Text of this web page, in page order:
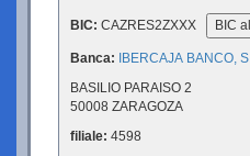
BIC: CAZRES2ZXXX BIC
Banca:
IBERCAJA BANCO,
BASILIO PARAISO 2
50008 ZARAGOZA
filiale: 4598